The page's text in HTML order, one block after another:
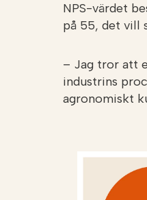
NPS-värdet
på 55, det vill
– Jag tror att
industrins
agronomiskt